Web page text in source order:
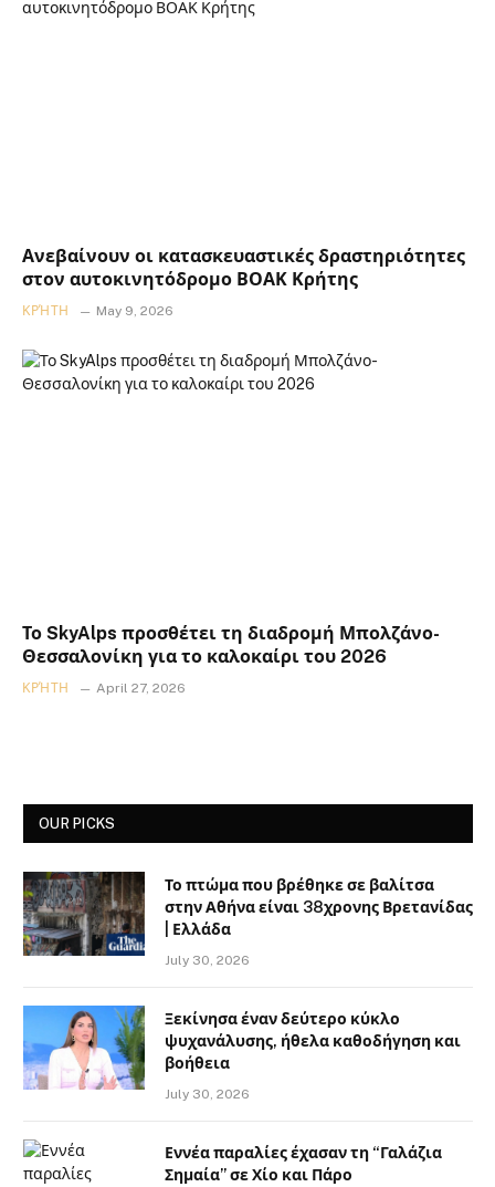
Ανεβαίνουν οι κατασκευαστικές δραστηριότητες
στον αυτοκινητόδρομο ΒΟΑΚ Κρήτης
ΚΡΉΤΗ May 9, 2026
Το SkyAlps προσθέτει τη διαδρομή Μπολζάνο-
Θεσσαλονίκη για το καλοκαίρι του 2026
ΚΡΉΤΗ April 27, 2026
OUR PICKS
Το πτώμα που βρέθηκε σε βαλίτσα
στην Αθήνα είναι 38χρονης Βρετανίδας
| Ελλάδα
July 30, 2026
Ξεκίνησα έναν δεύτερο κύκλο
ψυχανάλυσης, ήθελα καθοδήγηση και
βοήθεια
July 30, 2026
Εννέα παραλίες έχασαν τη “Γαλάζια
Σημαία” σε Χίο και Πάρο